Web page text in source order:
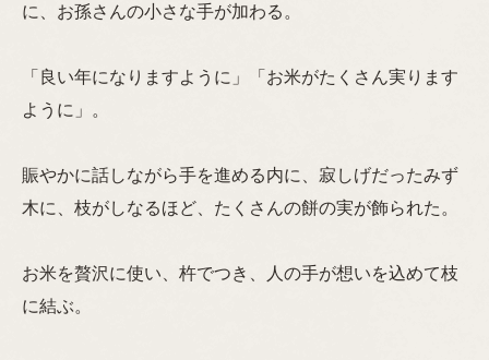
に、お孫さんの小さな手が加わる。
「良い年になりますように」「お米がたくさん実ります
ように」。
賑やかに話しながら手を進める内に、寂しげだったみず
木に、枝がしなるほど、たくさんの餅の実が飾られた。
お米を贅沢に使い、杵でつき、人の手が想いを込めて枝
に結ぶ。